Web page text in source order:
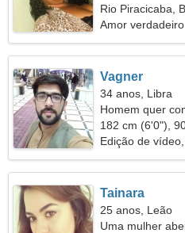
Rio Piracicaba,
Amor verdadeiro
Vagner
34 anos, Libra
Homem quer
182 cm (6'0"),
Edição de
Tainara
25 anos, Leão
Uma mulher